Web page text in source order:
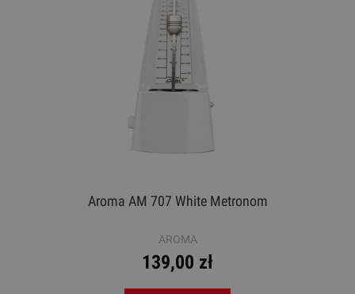
Aroma AM 707 White Metronom
AROMA
139,00 zł